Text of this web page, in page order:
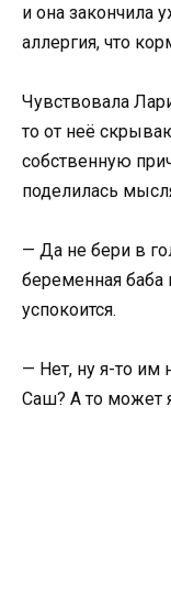
и она закончила
аллергия, что
Чувствовала
то от неё
собственную
поделилась
— Да не бери в
беременная баба
успокоится.
— Нет, ну я-то им
Саш? А то может